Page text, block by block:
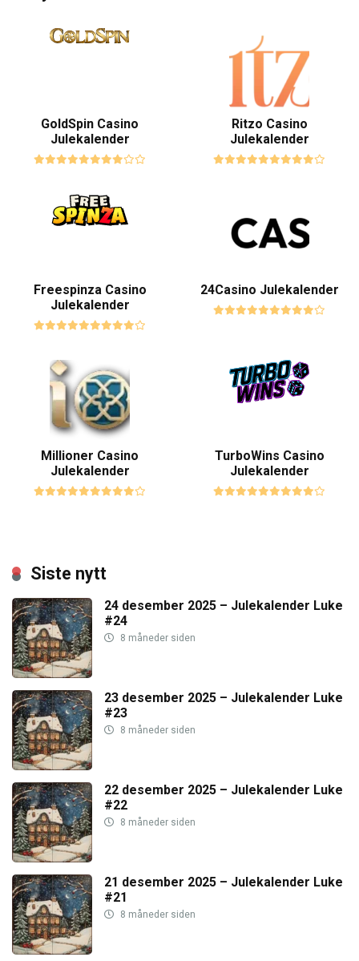
GoldSpin Casino
Julekalender
Ritzo Casino
Julekalender
Freespinza Casino
Julekalender
24Casino Julekalender
Millioner Casino
Julekalender
TurboWins Casino
Julekalender
Siste nytt
24 desember 2025 – Julekalender Luke
#24
8 måneder siden
23 desember 2025 – Julekalender Luke
#23
8 måneder siden
22 desember 2025 – Julekalender Luke
#22
8 måneder siden
21 desember 2025 – Julekalender Luke
#21
8 måneder siden